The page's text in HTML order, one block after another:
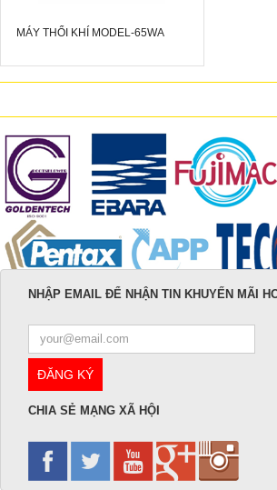
MÁY THỔI KHÍ MODEL-65WA
NHẬP EMAIL ĐỂ NHẬN TIN KHUYẾN MÃI
CHIA SẺ MẠNG XÃ HỘI